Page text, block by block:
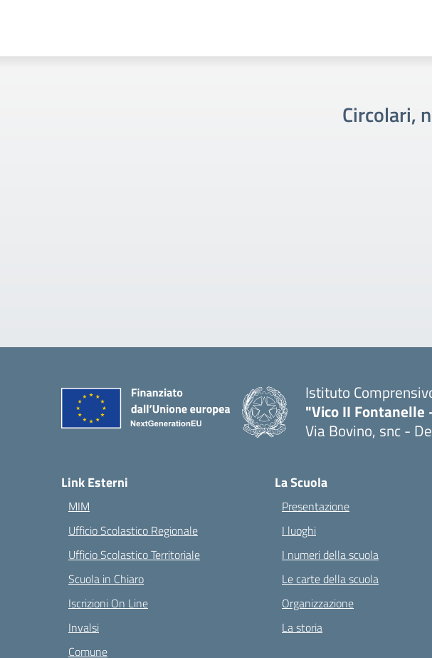
Circolari,
Istituto
"Vico II Fontanelle
Via Bovino, snc -
Link Esterni
MIM
Ufficio Scolastico Regionale
Ufficio Scolastico Territoriale
Scuola in Chiaro
Iscrizioni On Line
Invalsi
Comune
La Scuola
Presentazione
I luoghi
I numeri della scuola
Le carte della scuola
Organizzazione
La storia